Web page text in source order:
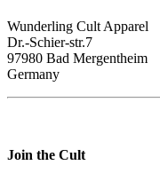
Wunderling Cult Apparel
Dr.-Schier-str.7
97980 Bad Mergentheim
Germany
Join the Cult